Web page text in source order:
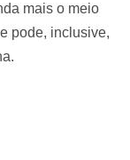
mais o meio
pode, inclusive,